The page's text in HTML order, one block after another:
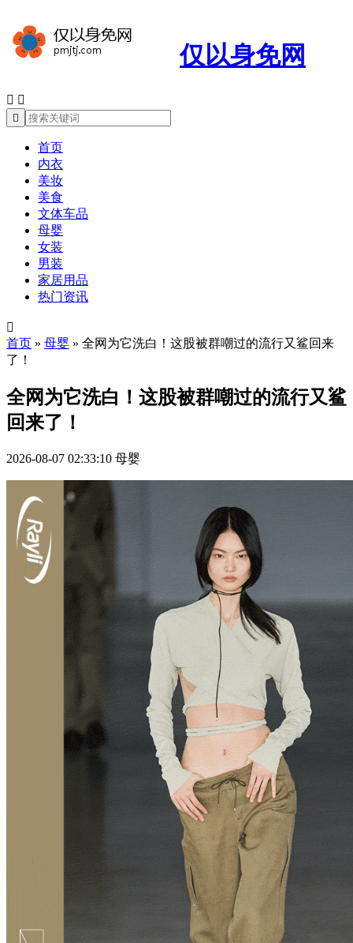
仅以身免网
 

首页
内衣
美妆
美食
文体车品
母婴
女装
男装
家居用品
热门资讯

首页 » 母婴 » 全网为它洗白！这股被群嘲过的流行又鲨回来
了！
全网为它洗白！这股被群嘲过的流行又鲨
回来了！
2026-08-07 02:33:10 母婴